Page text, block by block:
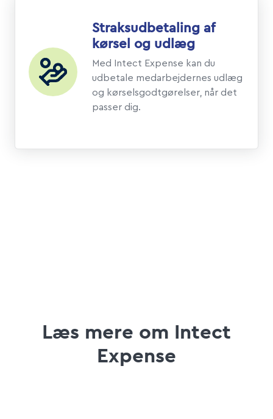
Straksudbetaling af
kørsel og udlæg
Med Intect Expense kan du
udbetale medarbejdernes udlæg
og kørselsgodtgørelser, når det
passer dig.
Læs mere om Intect
Expense